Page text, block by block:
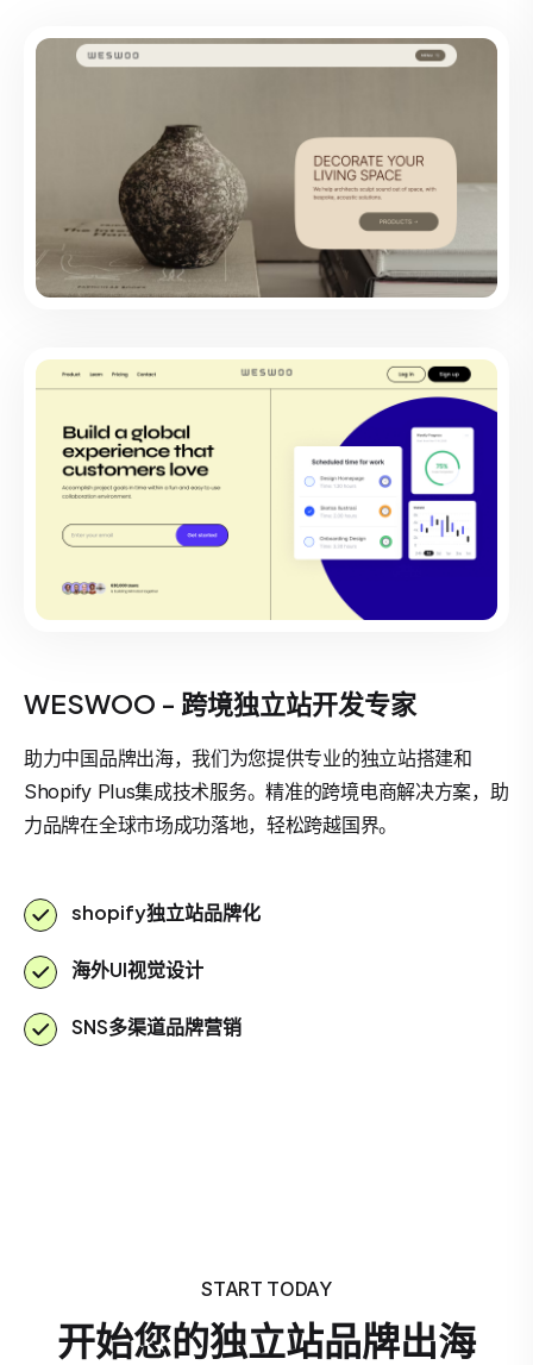
WESWOO - 跨境独立站开发专家
助力中国品牌出海，我们为您提供专业的独立站搭建和
Shopify Plus集成技术服务。精准的跨境电商解决方案，助
力品牌在全球市场成功落地，轻松跨越国界。
shopify独立站品牌化
海外UI视觉设计
SNS多渠道品牌营销
START TODAY
开始您的独立站品牌出海